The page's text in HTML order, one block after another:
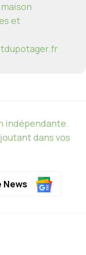
et
indépendante.
dans vos
News